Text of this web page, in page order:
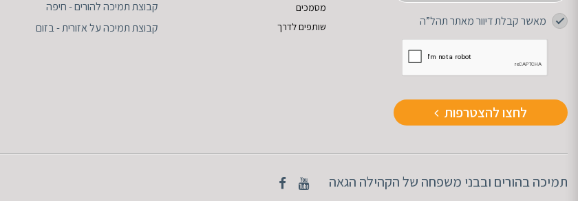
מאשר קבלת דיוור מאתר תהל”ה
לחצו להצטרפות
מסמכים
שותפים לדרך
קבוצת תמיכה להורים - חיפה
קבוצת תמיכה על אזורית - בזום
תמיכה בהורים ובבני משפחה של הקהילה הגאה